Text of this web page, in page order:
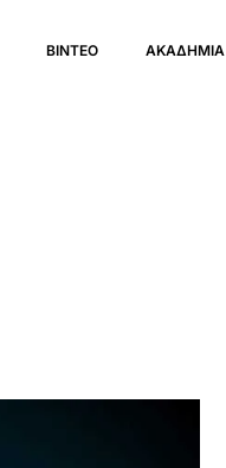
ΒΙΝΤΕΟ ΑΚΑΔΗΜΙΑ